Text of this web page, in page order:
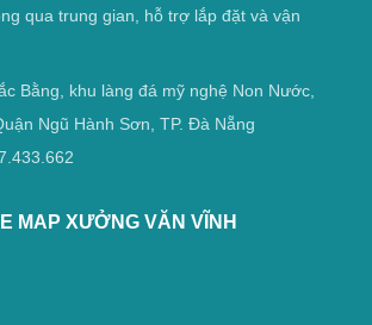
qua trung gian, hỗ trợ lắp đặt và vận
Bằng, khu làng đá mỹ nghệ Non Nước,
Ngũ Hành Sơn, TP. Đà Nẵng
MAP XƯỞNG VĂN VĨNH